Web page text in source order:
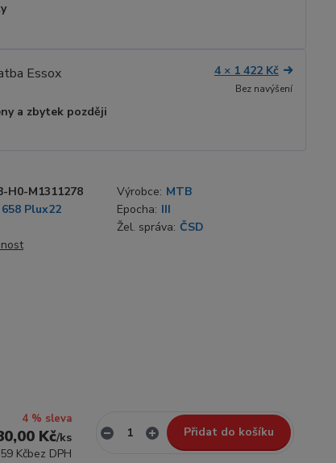
4 × 1 422 Kč
Bez navýšení
a zbytek později
H0-M1311278 Výrobce: MTB
658 Plux22 Epocha: III
Žel. správa: ČSD
4 % sleva
Kč/ks
Kčbez DPH
Přidat do košíku